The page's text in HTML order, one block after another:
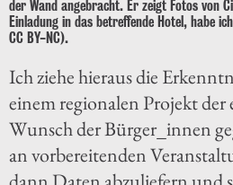
der Wand angebracht. Er zeigt Fotos von
Einladung in das betreffende Hotel, habe
CC BY-NC).
Ich ziehe hieraus die
einem regionalen Projekt
Wunsch der Bürger_innen
an vorbereitenden